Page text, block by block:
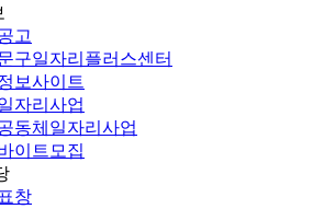
고
구일자리플러스센터
보사이트
자리사업
동체일자리사업
이트모집
창